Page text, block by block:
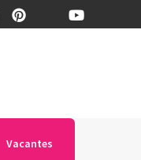
Vacantes